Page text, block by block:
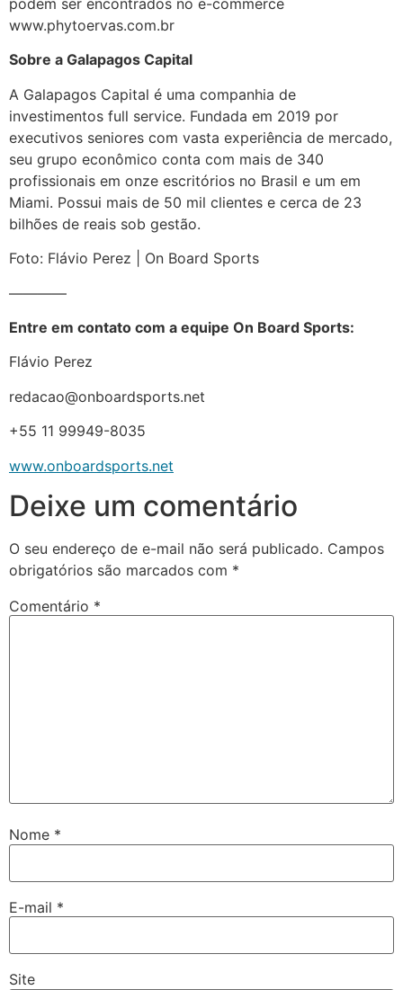
podem ser encontrados no e-commerce
www.phytoervas.com.br
Sobre a Galapagos Capital
A Galapagos Capital é uma companhia de
investimentos full service. Fundada em 2019 por
executivos seniores com vasta experiência de mercado,
seu grupo econômico conta com mais de 340
profissionais em onze escritórios no Brasil e um em
Miami. Possui mais de 50 mil clientes e cerca de 23
bilhões de reais sob gestão.
Foto: Flávio Perez | On Board Sports
————
Entre em contato com a equipe On Board Sports:
Flávio Perez
redacao@onboardsports.net
+55 11 99949-8035
www.onboardsports.net
Deixe um comentário
O seu endereço de e-mail não será publicado. Campos
obrigatórios são marcados com *
Comentário *
Nome *
E-mail *
Site